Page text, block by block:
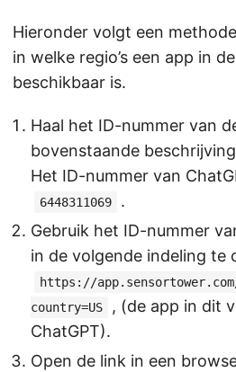
Hieronder volgt een
in welke regio’s een app in
beschikbaar is.
Haal het ID-nummer van
bovenstaande
Het ID-nummer van
6448311069
.
Gebruik het ID-nummer
in de volgende indeling te
https://
country=US
, (de app in dit
ChatGPT).
Open de link in een